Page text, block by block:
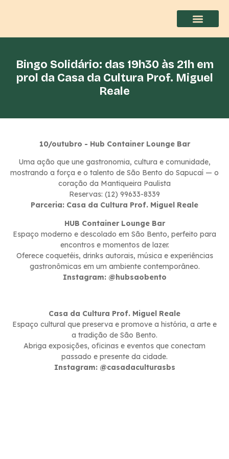
Bingo Solidário: das 19h30 às 21h em
prol da Casa da Cultura Prof. Miguel
Reale
10/outubro - Hub Container Lounge Bar
Uma ação que une gastronomia, cultura e comunidade,
mostrando a força e o talento de São Bento do Sapucaí — o
coração da Mantiqueira Paulista
Reservas: (12) 99633-8339
Parceria: Casa da Cultura Prof. Miguel Reale
HUB Container Lounge Bar
Espaço moderno e descolado em São Bento, perfeito para
encontros e momentos de lazer.
Oferece coquetéis, drinks autorais, música e experiências
gastronômicas em um ambiente contemporâneo.
Instagram: @hubsaobento
Casa da Cultura Prof. Miguel Reale
Espaço cultural que preserva e promove a história, a arte e
a tradição de São Bento.
Abriga exposições, oficinas e eventos que conectam
passado e presente da cidade.
Instagram: @casadaculturasbs